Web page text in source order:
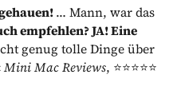
… Mann, war das
empfehlen? JA! Eine
genug tolle Dinge über
Mini Mac Reviews, ⭐⭐⭐⭐⭐